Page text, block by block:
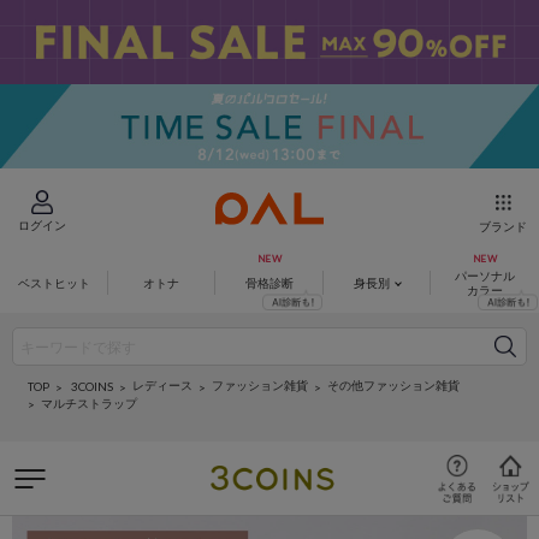
ログイン ブランド
ベストヒット オトナ 骨格診断 身長別
パーソナル
カラー
TOP 3COINS レディース ファッション雑貨
その他ファッション雑貨
マルチストラップ